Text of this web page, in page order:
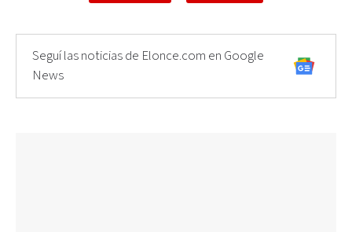
Seguí las noticias de Elonce.com en Google
News